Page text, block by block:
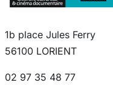
1b place Jules Ferry
56100 LORIENT
02 97 35 48 77